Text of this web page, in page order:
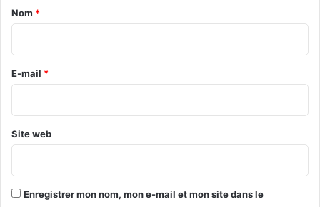
a
r
e
Nom *
E-mail *
Site web
Enregistrer mon nom, mon e-mail et mon site dans le